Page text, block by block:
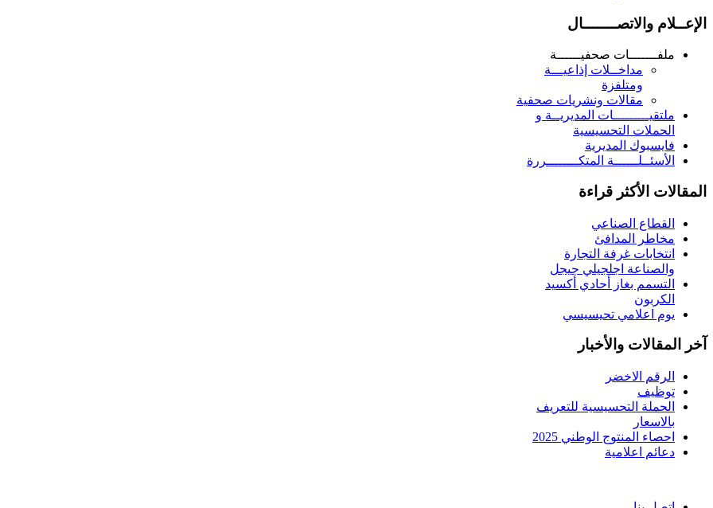
الإعــلام والاتصـــــــال
ملفـــــــات صحفيــــــة
مداخــلات إذاعيـــة
ومتلفزة
مقالات ونشريات صحفية
ملتقيـــــــــات المديريــة و
الحملات التحسيسية
فايسبوك المديرية
الأسئــلــــــة المتكــــــــررة
المقالات الأكثر قراءة
القطاع الصناعي
مخاطر المدافئ
انتخابات غرفة التجارة
والصناعة اجلجيلي جيجل
التسمم بغاز أحادي أكسيد
الكربون
يوم اعلامي تحيسيسي
آخر المقالات والأخبار
الرقم الاخضر
توظيف
الحملة التحسيسية للتعريف
بالاسعار
احصاء المنتوج الوطني 2025
دعائم اعلامية